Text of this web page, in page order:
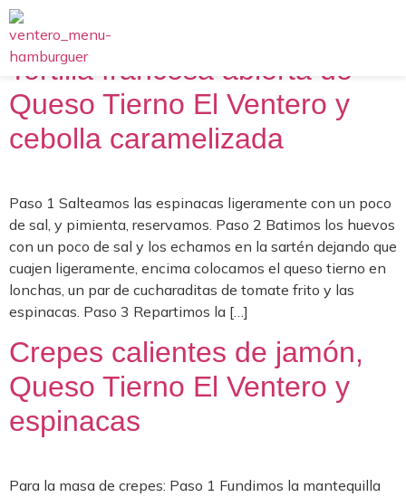
Tortilla francesa abierta de
Queso Tierno El Ventero y
cebolla caramelizada
Paso 1 Salteamos las espinacas ligeramente con un poco
de sal, y pimienta, reservamos. Paso 2 Batimos los huevos
con un poco de sal y los echamos en la sartén dejando que
cuajen ligeramente, encima colocamos el queso tierno en
lonchas, un par de cucharaditas de tomate frito y las
espinacas. Paso 3 Repartimos la […]
Crepes calientes de jamón,
Queso Tierno El Ventero y
espinacas
Para la masa de crepes: Paso 1 Fundimos la mantequilla